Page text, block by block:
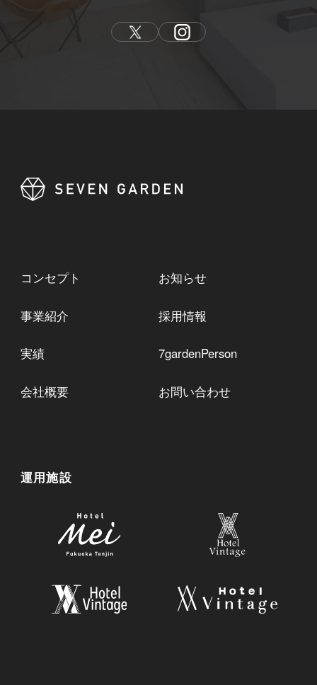
コンセプト
事業紹介
実績
会社概要
お知らせ
採用情報
7gardenPerson
お問い合わせ
運用施設